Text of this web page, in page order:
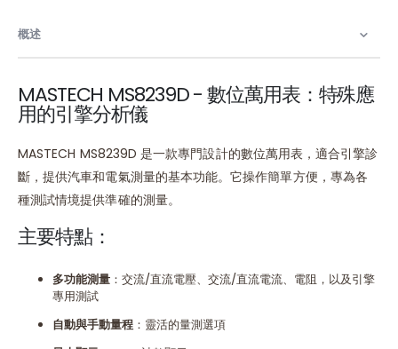
概述
MASTECH MS8239D - 數位萬用表：特殊應
用的引擎分析儀
MASTECH MS8239D 是一款專門設計的數位萬用表，適合引擎診
斷，提供汽車和電氣測量的基本功能。它操作簡單方便，專為各
種測試情境提供準確的測量。
主要特點：
多功能測量：交流/直流電壓、交流/直流電流、電阻，以及引擎
專用測試
自動與手動量程：靈活的量測選項